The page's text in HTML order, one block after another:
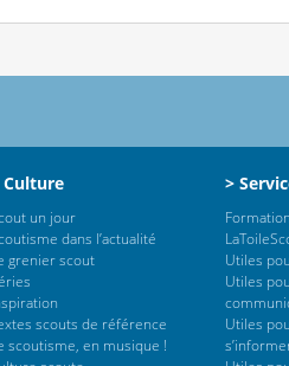
Culture
un jour
dans l’actualité
grenier scout
scouts de référence
scoutisme, en musique !
>
Utiles
Utiles
Utiles